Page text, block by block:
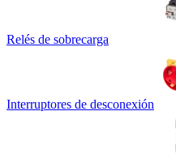
Relés de sobrecarga
Interruptores de desconexión